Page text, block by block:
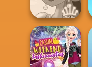
Forest Fae
Fairy Tale High